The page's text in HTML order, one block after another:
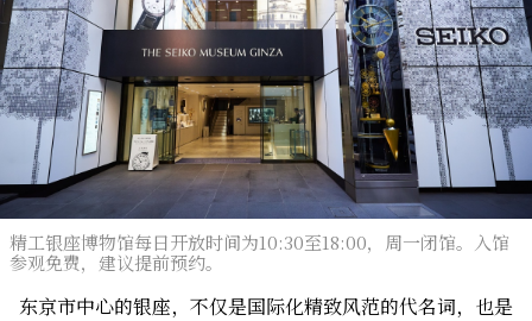
精工银座博物馆每日开放时间为10:30至18:00，周一闭馆。入馆
参观免费，建议提前预约。
东京市中心的银座，不仅是国际化精致风范的代名词，也是